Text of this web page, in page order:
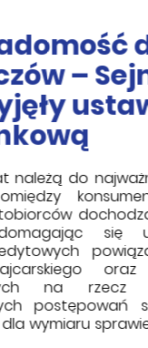
czerwca
Sankcja kredytu
pozostaje
sporach
pożyczkowymi.
nabiera opinia
Spielmanna z
sprawie C-831/
wyrok Trybunału,